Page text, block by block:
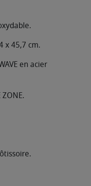
x 45,7 cm.
en acier